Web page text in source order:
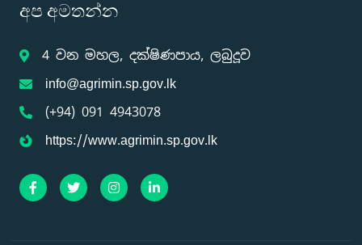
අප අමතන්න
4 වන මහල, දක්ෂිණපාය, ලබුදූව
info@agrimin.sp.gov.lk
(+94) 091 4943078
https://www.agrimin.sp.gov.lk